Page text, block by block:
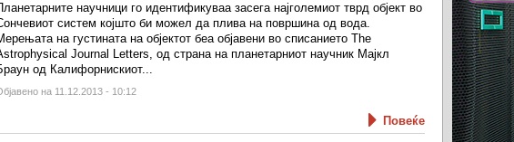
научници го идентификуваа засега најголемиот тврд објект во
систем којшто би можел да плива на површина од вода.
на густината на објектот беа објавени во списанието The
Journal Letters, од страна на планетарниот научник Мајкл
од Калифорнискиот...
на 11.12.2013 - 10:12
Повеќе